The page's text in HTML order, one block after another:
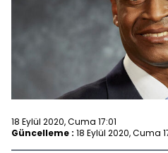
18 Eylül 2020, Cuma 17:01
Güncelleme : 18 Eylül 2020, Cuma